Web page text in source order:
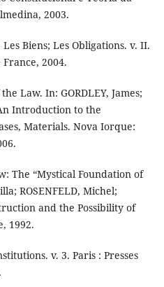
2003.
Biens; Les Obligations. v. II.
2004.
Law. In: GORDLEY, James;
Introduction to the
Materials. Nova Iorque:
The “Mystical Foundation of
ROSENFELD, Michel;
and the Possibility of
1992.
v. 3. Paris : Presses